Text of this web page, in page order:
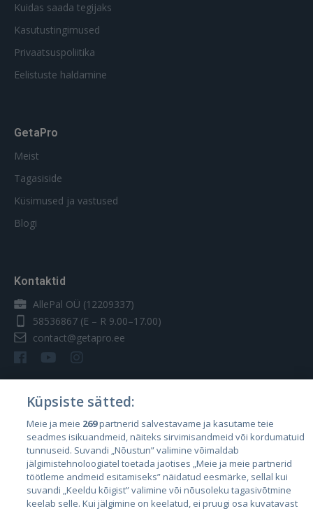
Kuidas saada tegijaks
Kasutustingimused
Privaatsuspoliitika
Eelistuste haldamine
GetaPro
Meist
Tagasiside
Küsimused ja vastused
Blogi
Kontaktid
AllePal OÜ (12209337)
58536867 (E – R 9.00–17.00)
contact@getapro.ee
Riigid
Eesti
Läti
Leedu
Küpsiste sätted:
Meie ja meie 269partnerid salvestavame ja kasutame teie
seadmes isikuandmeid, näiteks sirvimisandmeid või kordumatuid
tunnuseid. Suvandi „Nõustun” valimine võimaldab
jälgimistehnoloogiatel toetada jaotises „Meie ja meie partnerid
töötleme andmeid esitamiseks” näidatud eesmärke, sellal kui
suvandi „Keeldu kõigist” valimine või nõusoleku tagasivõtmine
keelab selle. Kui jälgimine on keelatud, ei pruugi osa kuvatavast